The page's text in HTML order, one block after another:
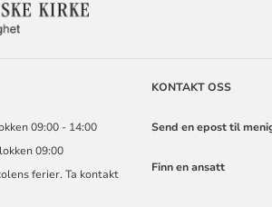
KONTAKTINFORMASJON
09:00 - 14:00
09:00
ferier. Ta kontakt
KONTAKT OSS
Send en epost til
Finn en ansatt